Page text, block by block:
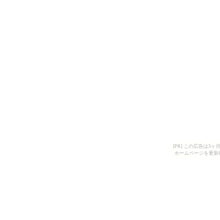
[PR] この広告は3ヶ
ホームページを更